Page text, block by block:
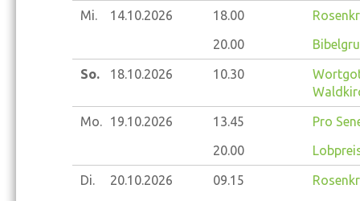
Mi. 14.10.2026 18.00
20.00
So. 18.10.2026 10.30
Mo. 19.10.2026 13.45
Pro
20.00
Di. 20.10.2026 09.15